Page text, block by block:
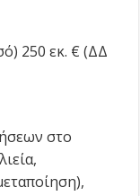
250 εκ. € (ΔΔ
στο